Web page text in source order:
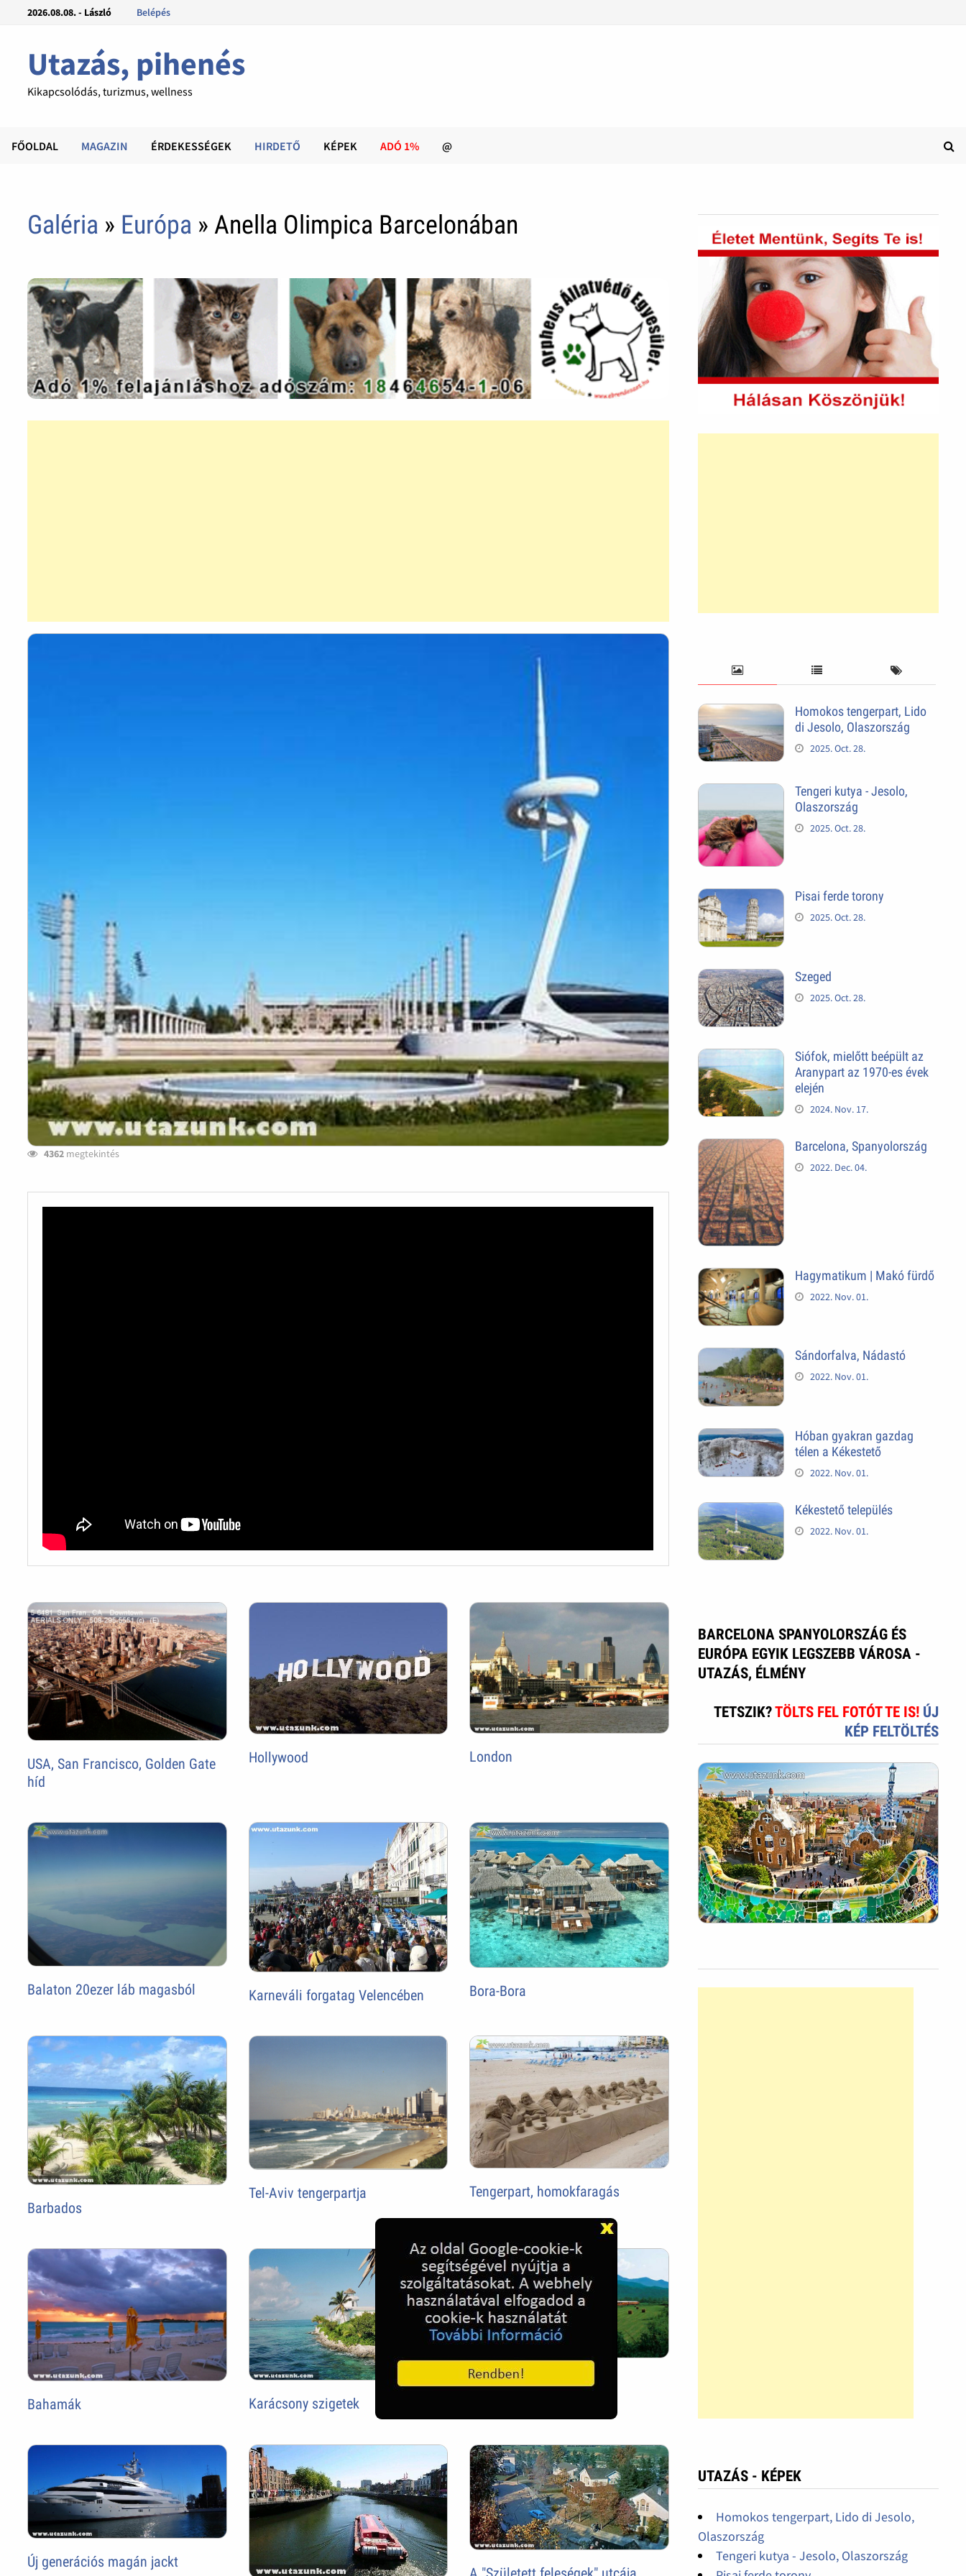
2026.08.08. - László Belépés
Utazás, pihenés
Kikapcsolódás, turizmus, wellness
FŐOLDAL MAGAZIN ÉRDEKESSÉGEK HIRDETŐ KÉPEK ADÓ 1% @
Galéria » Európa » Anella Olimpica Barcelonában
4362 megtekintés
USA, San Francisco, Golden Gate
híd
Hollywood London
Balaton 20ezer láb magasból Karneváli forgatag Velencében Bora-Bora
Barbados
Tel-Aviv tengerpartja Tengerpart, homokfaragás
Bahamák Karácsony szigetek
Élmény nyaralás vonattal
Új generációs magán jackt
Homokos tengerpart, Lido
di Jesolo, Olaszország
2025. Oct. 28.
Tengeri kutya - Jesolo,
Olaszország
2025. Oct. 28.
Pisai ferde torony
2025. Oct. 28.
Szeged
2025. Oct. 28.
Siófok, mielőtt beépült az
Aranypart az 1970-es évek
elején
2024. Nov. 17.
Barcelona, Spanyolország
2022. Dec. 04.
Hagymatikum | Makó fürdő
2022. Nov. 01.
Sándorfalva, Nádastó
2022. Nov. 01.
Hóban gyakran gazdag
télen a Kékestető
2022. Nov. 01.
Kékestető település
2022. Nov. 01.
BARCELONA SPANYOLORSZÁG ÉS
EURÓPA EGYIK LEGSZEBB VÁROSA -
UTAZÁS, ÉLMÉNY
TETSZIK?TÖLTS FEL FOTÓT TE IS! ÚJ
KÉP FELTÖLTÉS
UTAZÁS - KÉPEK
Homokos tengerpart, Lido di Jesolo,
Olaszország
Tengeri kutya - Jesolo, Olaszország